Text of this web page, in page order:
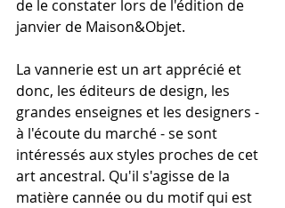
de le constater lors de l'édition de
janvier de Maison&Objet.
La vannerie est un art apprécié et
donc, les éditeurs de design, les
grandes enseignes et les designers -
à l'écoute du marché - se sont
intéressés aux styles proches de cet
art ancestral. Qu'il s'agisse de la
matière cannée ou du motif qui est